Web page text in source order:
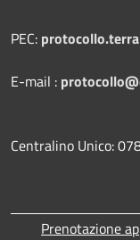
PEC:
E-mail :
Centralino Unico:
Prenotazione